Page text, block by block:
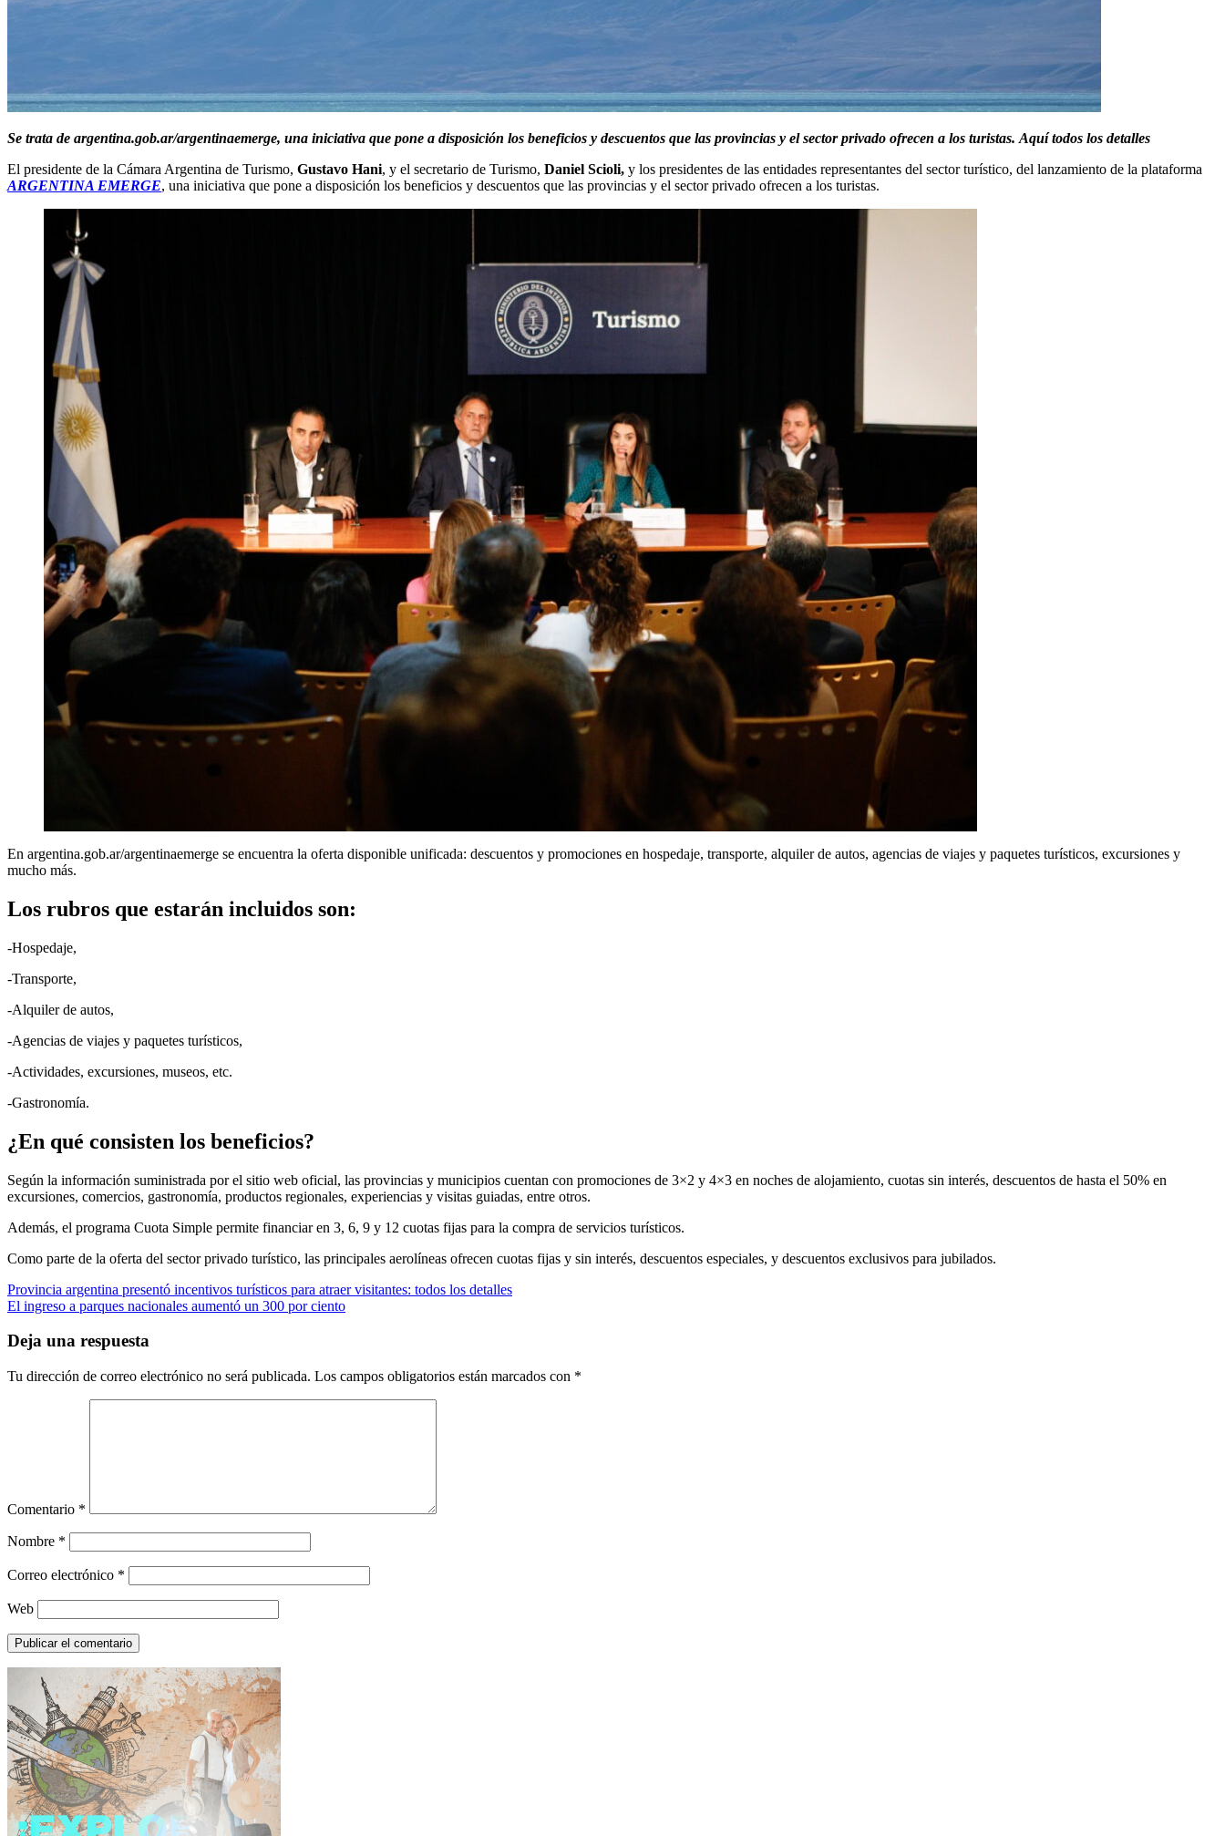
Se trata de argentina.gob.ar/argentinaemerge, una iniciativa que pone a disposición los beneficios y descuentos que las provincias y el sector privado ofrecen a los turistas. Aquí todos los detalles
El presidente de la Cámara Argentina de Turismo, Gustavo Hani, y el secretario de Turismo, Daniel Scioli, y los presidentes de las entidades representantes del sector turístico, del lanzamiento de la plataforma
ARGENTINA EMERGE, una iniciativa que pone a disposición los beneficios y descuentos que las provincias y el sector privado ofrecen a los turistas.
En argentina.gob.ar/argentinaemerge se encuentra la oferta disponible unificada: descuentos y promociones en hospedaje, transporte, alquiler de autos, agencias de viajes y paquetes turísticos, excursiones y
mucho más.
Los rubros que estarán incluidos son:
-Hospedaje,
-Transporte,
-Alquiler de autos,
-Agencias de viajes y paquetes turísticos,
-Actividades, excursiones, museos, etc.
-Gastronomía.
¿En qué consisten los beneficios?
Según la información suministrada por el sitio web oficial, las provincias y municipios cuentan con promociones de 3×2 y 4×3 en noches de alojamiento, cuotas sin interés, descuentos de hasta el 50% en
excursiones, comercios, gastronomía, productos regionales, experiencias y visitas guiadas, entre otros.
Además, el programa Cuota Simple permite financiar en 3, 6, 9 y 12 cuotas fijas para la compra de servicios turísticos.
Como parte de la oferta del sector privado turístico, las principales aerolíneas ofrecen cuotas fijas y sin interés, descuentos especiales, y descuentos exclusivos para jubilados.
Navegación
de
entradas
Provincia argentina presentó incentivos turísticos para atraer visitantes: todos los detalles
El ingreso a parques nacionales aumentó un 300 por ciento
Deja una respuesta
Tu dirección de correo electrónico no será publicada. Los campos obligatorios están marcados con *
Comentario *
Nombre *
Correo electrónico *
Web